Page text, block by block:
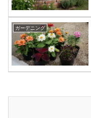
ガーデニング